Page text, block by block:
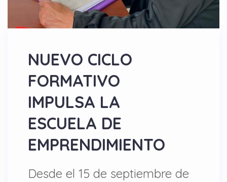
NUEVO CICLO
FORMATIVO
IMPULSA LA
ESCUELA DE
EMPRENDIMIENTO
Desde el 15 de septiembre de